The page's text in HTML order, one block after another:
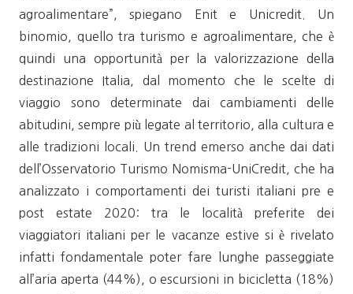
agroalimentare”, spiegano Enit e Unicredit. Un
binomio, quello tra turismo e agroalimentare, che è
quindi una opportunità per la valorizzazione della
destinazione Italia, dal momento che le scelte di
viaggio sono determinate dai cambiamenti delle
abitudini, sempre più legate al territorio, alla cultura e
alle tradizioni locali. Un trend emerso anche dai dati
dell’Osservatorio Turismo Nomisma-UniCredit, che ha
analizzato i comportamenti dei turisti italiani pre e
post estate 2020: tra le località preferite dei
viaggiatori italiani per le vacanze estive si è rivelato
infatti fondamentale poter fare lunghe passeggiate
all’aria aperta (44%), o escursioni in bicicletta (18%)